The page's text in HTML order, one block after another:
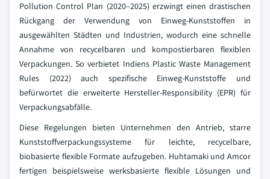
Pollution Control Plan (2020–2025) erzwingt einen drastischen
Rückgang der Verwendung von Einweg-Kunststoffen in
ausgewählten Städten und Industrien, wodurch eine schnelle
Annahme von recycelbaren und kompostierbaren flexiblen
Verpackungen. So verbietet Indiens Plastic Waste Management
Rules (2022) auch spezifische Einweg-Kunststoffe und
befürwortet die erweiterte Hersteller-Responsibility (EPR) für
Verpackungsabfälle.
Diese Regelungen bieten Unternehmen den Antrieb, starre
Kunststoffverpackungssysteme für leichte, recycelbare,
biobasierte flexible Formate aufzugeben. Huhtamaki und Amcor
fertigen beispielsweise werksbasierte flexible Lösungen und